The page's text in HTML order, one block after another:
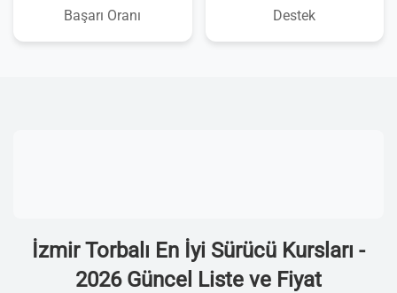
Başarı Oranı Destek
İzmir Torbalı En İyi Sürücü Kursları -
2026 Güncel Liste ve Fiyat